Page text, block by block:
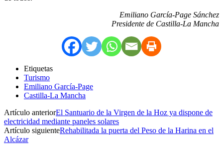
Emiliano García-Page Sánchez
Presidente de Castilla-La Mancha
Etiquetas
Turismo
Emiliano García-Page
Castilla-La Mancha
Artículo anteriorEl Santuario de la Virgen de la Hoz ya dispone de
electricidad mediante paneles solares
Artículo siguienteRehabilitada la puerta del Peso de la Harina en el
Alcázar